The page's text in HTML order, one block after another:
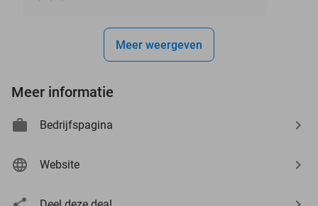
Meer weergeven
Meer informatie
Bedrijfspagina
Website